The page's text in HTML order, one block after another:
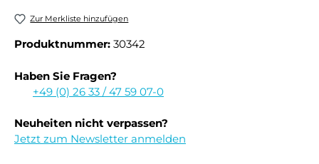
Zur Merkliste hinzufügen
Produktnummer: 30342
Haben Sie Fragen?
+49 (0) 26 33 / 47 59 07-0
Neuheiten nicht verpassen?
Jetzt zum Newsletter anmelden